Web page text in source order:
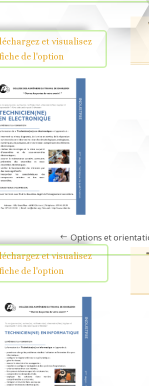
Options et
et visualisez
de l'option
et visualisez
de l'option